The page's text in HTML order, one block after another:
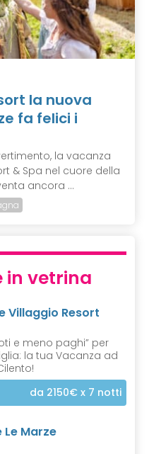
la nuova
fa felici i
la vacanza
& Spa nel cuore della
ancora ...
in vetrina
Villaggio Resort
e meno paghi” per
la tua Vacanza ad
da 2150€ x 7 notti
Marze